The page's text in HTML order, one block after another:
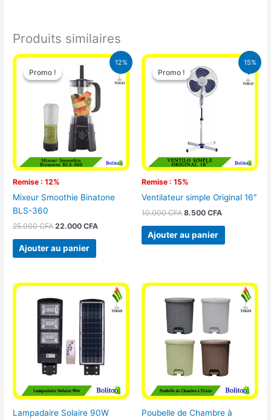
Produits similaires
12%
Promo !
Remise : 12%
Promo !
Mixeur Smoothie Binatone
BLS-360
25.000CFA
Le
prix
initial
était :
25.000 CFA.
22.000CFA
Le
prix
actuel
est :
Ajouter au panier
15%
Promo !
Remise : 15%
Promo !
Ventilateur simple Original 16″
10.000CFA
Le
prix
initial
était :
10.000 CFA.
8.500 CFA
Le
Ajouter au panier
Lampadaire Solaire 90W
Poubelle de Chambre à